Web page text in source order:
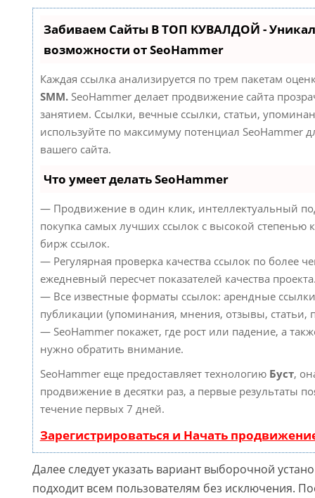
Забиваем Сайты В ТОП КУВАЛДОЙ -
возможности от SeoHammer
Каждая ссылка анализируется по трем пакетам
SMM.SeoHammer делает продвижение сайта
занятием. Ссылки, вечные ссылки, статьи,
используйте по максимуму потенциал SeoHammer
вашего сайта.
Что умеет делать SeoHammer
— Продвижение в один клик, интеллектуальный
покупка самых лучших ссылок с высокой степенью
бирж ссылок.
— Регулярная проверка качества ссылок по более
ежедневный пересчет показателей качества
— Все известные форматы ссылок: арендные
публикации (упоминания, мнения, отзывы, статьи,
— SeoHammer покажет, где рост или падение, а
нужно обратить внимание.
SeoHammer еще предоставляет технологию Буст,
продвижение в десятки раз, а первые результаты
течение первых 7 дней.
Зарегистрироваться и Начать
Далее следует указать вариант выборочной
подходит всем пользователям без исключения.